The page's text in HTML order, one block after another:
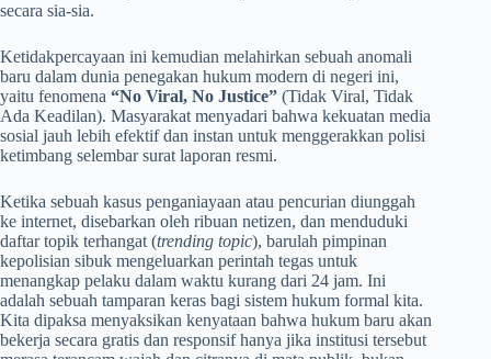
secara sia-sia.
Ketidakpercayaan ini kemudian melahirkan sebuah anomali
baru dalam dunia penegakan hukum modern di negeri ini,
yaitu fenomena “No Viral, No Justice” (Tidak Viral, Tidak
Ada Keadilan). Masyarakat menyadari bahwa kekuatan media
sosial jauh lebih efektif dan instan untuk menggerakkan polisi
ketimbang selembar surat laporan resmi.
Ketika sebuah kasus penganiayaan atau pencurian diunggah
ke internet, disebarkan oleh ribuan netizen, dan menduduki
daftar topik terhangat (trending topic), barulah pimpinan
kepolisian sibuk mengeluarkan perintah tegas untuk
menangkap pelaku dalam waktu kurang dari 24 jam. Ini
adalah sebuah tamparan keras bagi sistem hukum formal kita.
Kita dipaksa menyaksikan kenyataan bahwa hukum baru akan
bekerja secara gratis dan responsif hanya jika institusi tersebut